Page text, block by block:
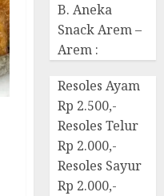
B. Aneka
Snack Arem –
Arem :
Resoles Ayam
Rp 2.500,-
Resoles Telur
Rp 2.000,-
Resoles Sayur
Rp 2.000,-